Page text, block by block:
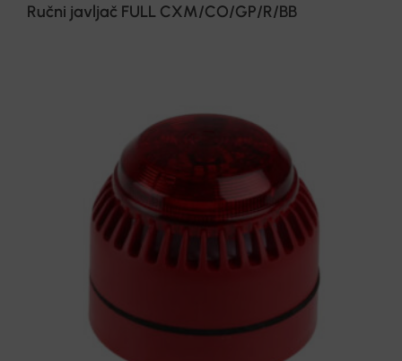
Ručni javljač FULL CXM/CO/GP/R/BB